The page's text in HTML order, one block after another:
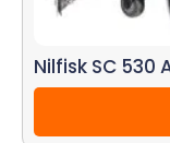
Nilfisk SC 530